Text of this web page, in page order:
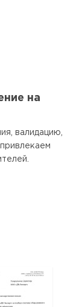
на
валидацию,